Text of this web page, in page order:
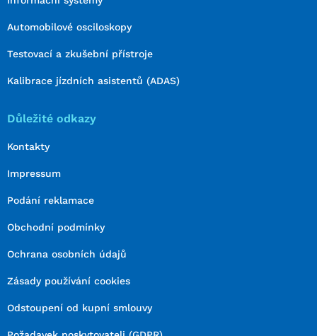
Automobilové osciloskopy
Testovací a zkušební přístroje
Kalibrace jízdních asistentů (ADAS)
Důležité odkazy
Kontakty
Impressum
Podání reklamace
Obchodní podmínky
Ochrana osobních údajů
Zásady používání cookies
Odstoupení od kupní smlouvy